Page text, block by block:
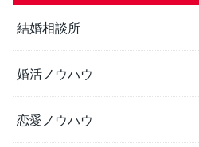
結婚相談所
婚活ノウハウ
恋愛ノウハウ